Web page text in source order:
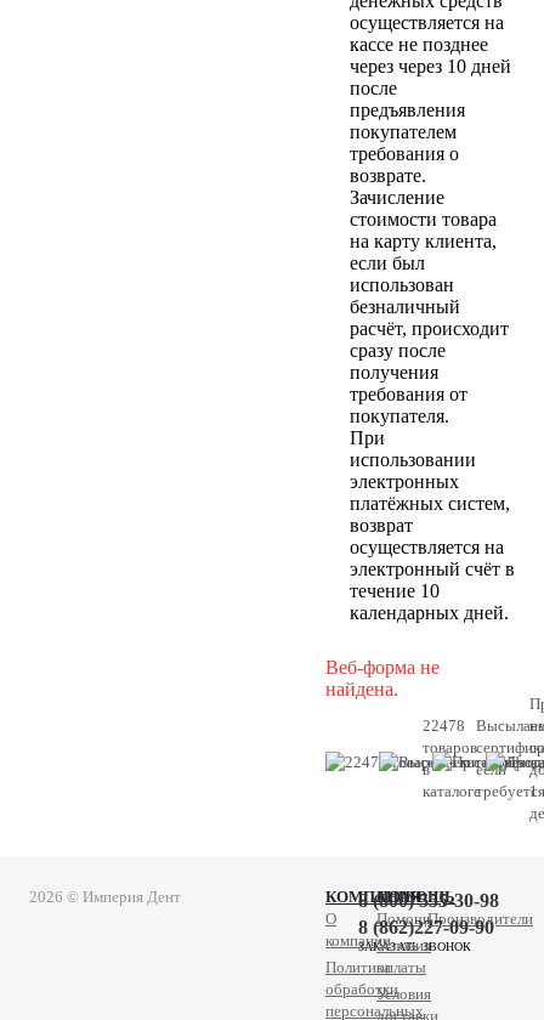
осуществляется на
кассе не позднее
через через 10 дней
после
предъявления
покупателем
требования о
возврате.
Зачисление
стоимости товара
на карту клиента,
если был
использован
безналичный
расчёт, происходит
сразу после
получения
требования от
покупателя.
При
использовании
электронных
платёжных систем,
возврат
осуществляется на
электронный счёт в
течение 10
календарных дней.
Веб-форма не
найдена.
22478
товаров
в
каталоге
если
требуется
1
2026 © Империя Дент КОМПАНИЯ
ПОМОЩЬ
О
компании
Политика
обработки
персональных
Помощь
Условия
оплаты
Условия
доставки
Производители
8 (800) 555-30-98
8 (862)227-09-90
ЗАКАЗАТЬ ЗВОНОК